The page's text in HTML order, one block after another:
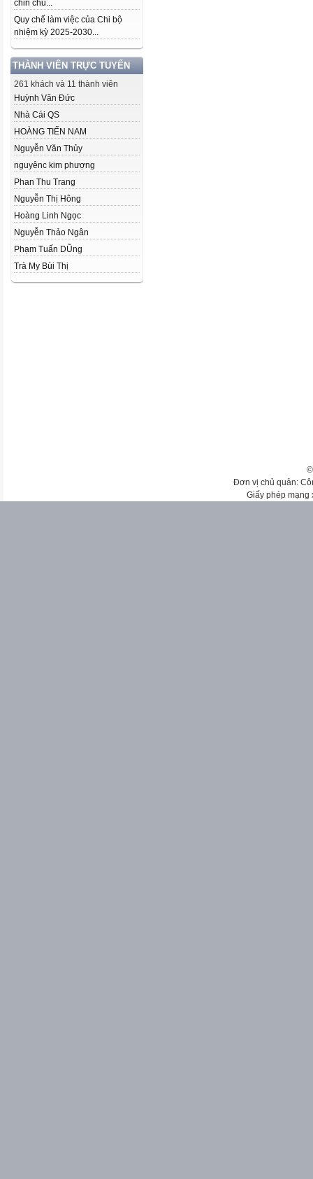
chỉn chu...
Quy chế làm việc của Chi bộ
nhiệm kỳ 2025-2030...
THÀNH VIÊN TRỰC TUYẾN
261 khách và 11 thành viên
Huỳnh Văn Đức
Nhà Cái QS
HOÀNG TIẾN NAM
Nguyễn Văn Thủy
nguyênc kim phượng
Phan Thu Trang
Nguyễn Thị Hông
Hoàng Linh Ngọc
Nguyễn Thảo Ngân
Phạm Tuấn DŨng
Trà My Bùi Thị
Đơn vị chủ quản:
Giấy phép mạng